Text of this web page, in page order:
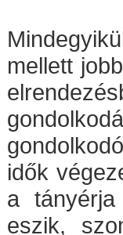
mellett
idők
a
eszik,